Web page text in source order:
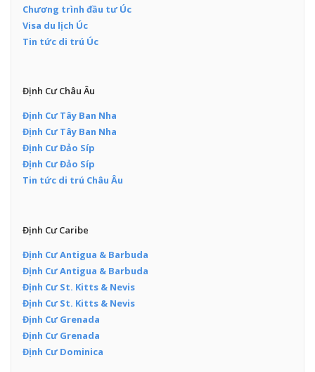
Chương trình đầu tư Úc
Visa du lịch Úc
Tin tức di trú Úc
Định Cư Châu Âu
Định Cư Tây Ban Nha
Định Cư Tây Ban Nha
Định Cư Đảo Síp
Định Cư Đảo Síp
Tin tức di trú Châu Âu
Định Cư Caribe
Định Cư Antigua & Barbuda
Định Cư Antigua & Barbuda
Định Cư St. Kitts & Nevis
Định Cư St. Kitts & Nevis
Định Cư Grenada
Định Cư Grenada
Định Cư Dominica